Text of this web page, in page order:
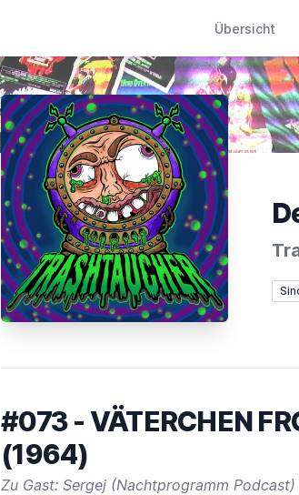
Übersicht
#073 - VÄTERCHEN
(1964)
Zu Gast: Sergej (Nachtprogramm Podcast)